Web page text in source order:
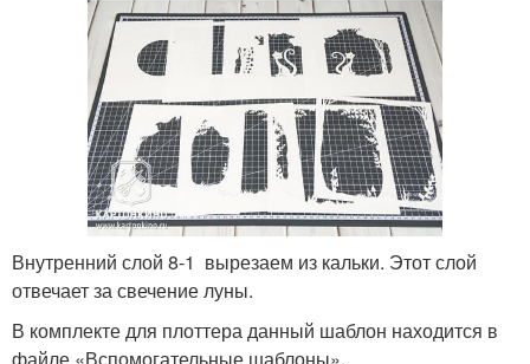
Внутренний слой 8-1 вырезаем из кальки. Этот слой
отвечает за свечение луны.
В комплекте для плоттера данный шаблон находится в
файле «Вспомогательные шаблоны».